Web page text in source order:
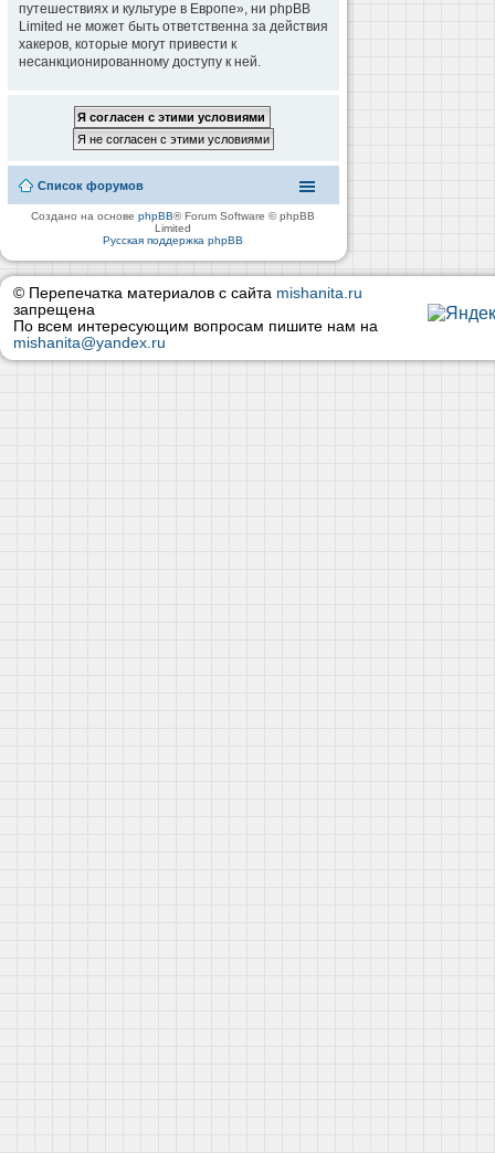
путешествиях и культуре в Европе», ни phpBB
Limited не может быть ответственна за действия
хакеров, которые могут привести к
несанкционированному доступу к ней.
Список форумов
Создано на основеphpBB® Forum Software © phpBB
Limited
Русская поддержка phpBB
© Перепечатка материалов с сайта mishanita.ru
запрещена
По всем интересующим вопросам пишите нам на
mishanita@yandex.ru